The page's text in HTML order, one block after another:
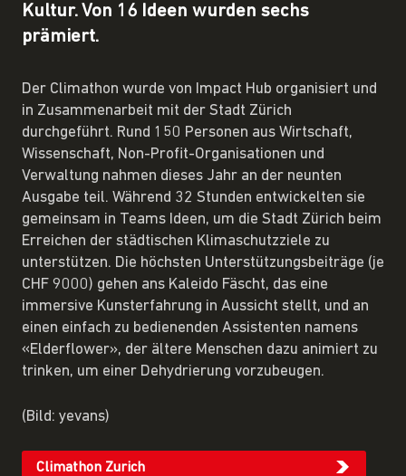
Kultur. Von 16 Ideen wurden sechs
prämiert.
Der Climathon wurde von Impact Hub organisiert und
in Zusammenarbeit mit der Stadt Zürich
durchgeführt. Rund 150 Personen aus Wirtschaft,
Wissenschaft, Non-Profit-Organisationen und
Verwaltung nahmen dieses Jahr an der neunten
Ausgabe teil. Während 32 Stunden entwickelten sie
gemeinsam in Teams Ideen, um die Stadt Zürich beim
Erreichen der städtischen Klimaschutzziele zu
unterstützen. Die höchsten Unterstützungsbeiträge (je
CHF 9000) gehen ans Kaleido Fäscht, das eine
immersive Kunsterfahrung in Aussicht stellt, und an
einen einfach zu bedienenden Assistenten namens
«Elderflower», der ältere Menschen dazu animiert zu
trinken, um einer Dehydrierung vorzubeugen.
(Bild: yevans)
Climathon Zurich